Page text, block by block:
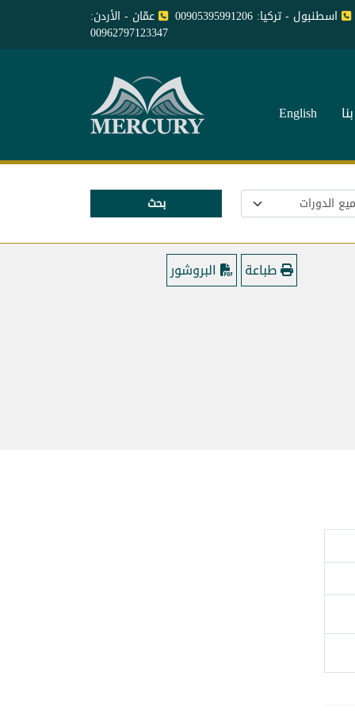
اسطنبول - تركيا: 00905395991206 عمّان - الأردن:
00962797123347
English
بحث
طباعة البروشور